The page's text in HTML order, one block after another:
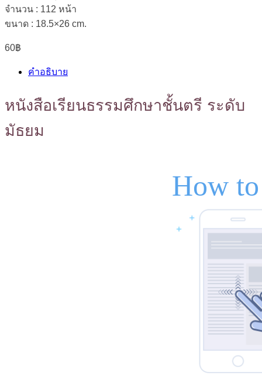
จำนวน : 112 หน้า
ขนาด : 18.5×26 cm.
60฿
คำอธิบาย
หนังสือเรียนธรรมศึกษาชั้นตรี ระดับ
มัธยม